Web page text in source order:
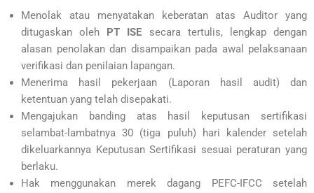
Menolak atau menyatakan keberatan atas Auditor yang
ditugaskan oleh PT ISE secara tertulis, lengkap dengan
alasan penolakan dan disampaikan pada awal pelaksanaan
verifikasi dan penilaian lapangan.
Menerima hasil pekerjaan (Laporan hasil audit) dan
ketentuan yang telah disepakati.
Mengajukan banding atas hasil keputusan sertifikasi
selambat-lambatnya 30 (tiga puluh) hari kalender setelah
dikeluarkannya Keputusan Sertifikasi sesuai peraturan yang
berlaku.
Hak menggunakan merek dagang PEFC-IFCC setelah